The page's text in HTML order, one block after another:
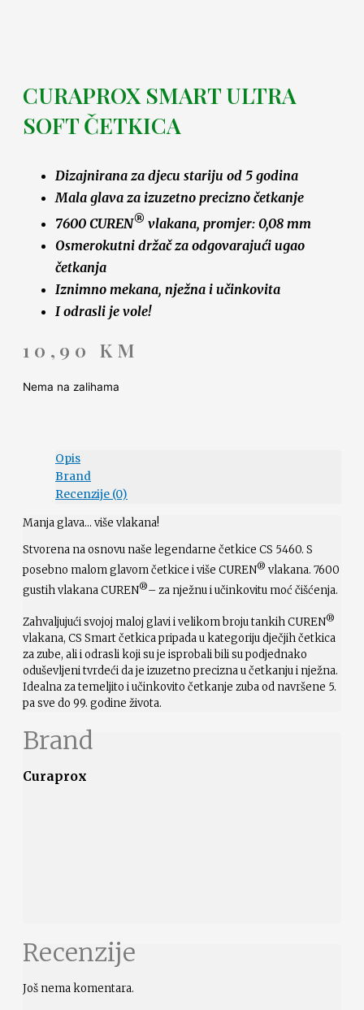
CURAPROX SMART ULTRA
SOFT ČETKICA
Dizajnirana za djecu stariju od 5 godina
Mala glava za izuzetno precizno četkanje
7600 CUREN® vlakana, promjer: 0,08 mm
Osmerokutni držač za odgovarajući ugao
četkanja
Iznimno mekana, nježna i učinkovita
I odrasli je vole!
10,90 KM
Nema na zalihama
Opis
Brand
Recenzije (0)
Manja glava… više vlakana!
Stvorena na osnovu naše legendarne četkice CS 5460. S
posebno malom glavom četkice i više CUREN® vlakana. 7600
gustih vlakana CUREN®– za nježnu i učinkovitu moć čišćenja.
Zahvaljujući svojoj maloj glavi i velikom broju tankih CUREN®
vlakana, CS Smart četkica pripada u kategoriju dječjih četkica
za zube, ali i odrasli koji su je isprobali bili su podjednako
oduševljeni tvrdeći da je izuzetno precizna u četkanju i nježna.
Idealna za temeljito i učinkovito četkanje zuba od navršene 5.
pa sve do 99. godine života.
Brand
Curaprox
Recenzije
Još nema komentara.